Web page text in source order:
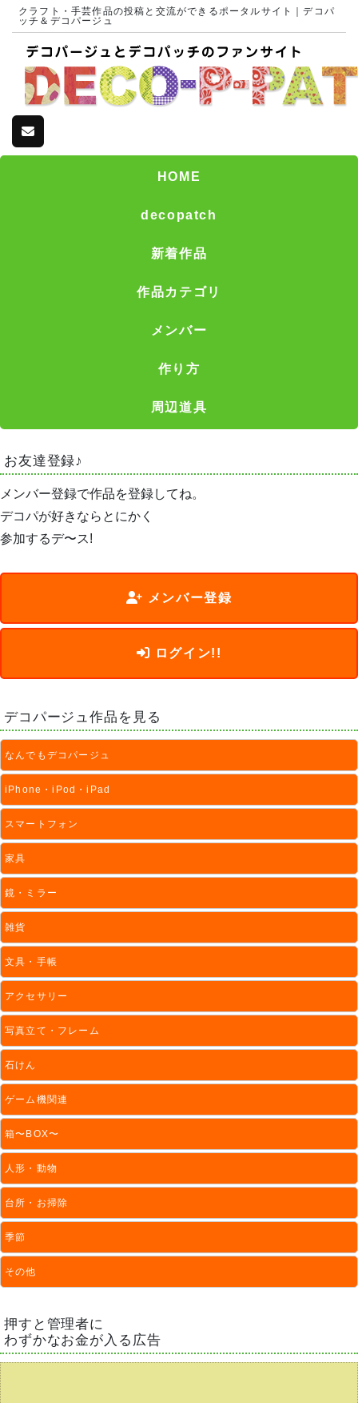
クラフト・手芸作品の投稿と交流ができるポータルサイト｜デコパ
ッチ＆デコパージュ
HOME
decopatch
新着作品
作品カテゴリ
メンバー
作り方
周辺道具
お友達登録♪
メンバー登録で作品を登録してね。
デコパが好きならとにかく
参加するデ〜ス!
メンバー登録
ログイン!!
デコパージュ作品を見る
なんでもデコパージュ
iPhone・iPod・iPad
スマートフォン
家具
鏡・ミラー
雑貨
文具・手帳
アクセサリー
写真立て・フレーム
石けん
ゲーム機関連
箱〜BOX〜
人形・動物
台所・お掃除
季節
その他
押すと管理者に
わずかなお金が入る広告